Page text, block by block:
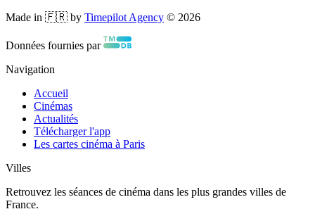
Made in 🇫🇷 by Timepilot Agency © 2026
Données fournies par
Navigation
Accueil
Cinémas
Actualités
Télécharger l'app
Les cartes cinéma à Paris
Villes
Retrouvez les séances de cinéma dans les plus grandes villes de
France.